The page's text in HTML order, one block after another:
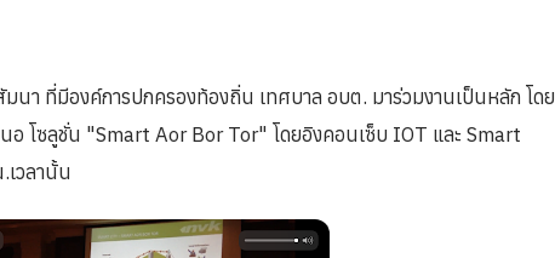
มนา ที่มีองค์การปกครองท้องถิ่น เทศบาล อบต. มาร่วมงานเป็นหลัก โดย
นอ โซลูชั่น "Smart Aor Bor Tor" โดยอิงคอนเซ็บ IOT และ Smart
วลานั้น